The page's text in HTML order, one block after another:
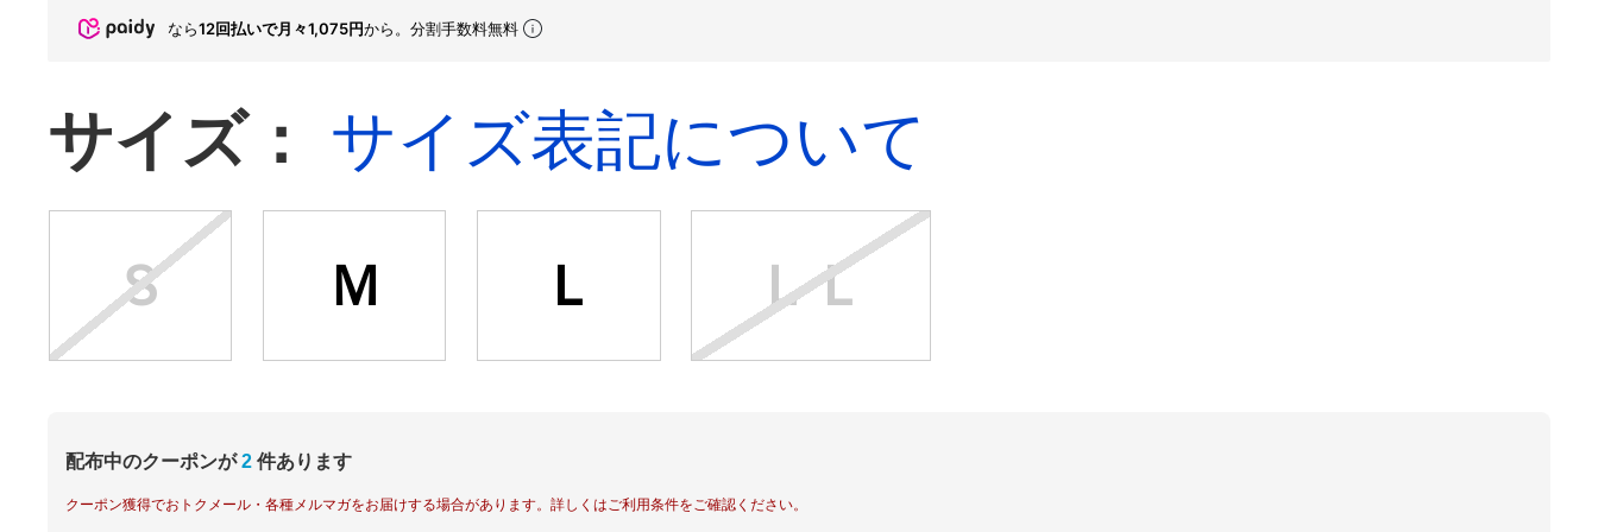
なら12回払いで月々1,075円から。分割手数料無料
サイズ： サイズ表記について
Ｓ Ｍ Ｌ ＬＬ
配布中のクーポンが 2 件あります
クーポン獲得でおトクメール・各種メルマガをお届けする場合があります。詳しくはご利用条件をご確認ください。